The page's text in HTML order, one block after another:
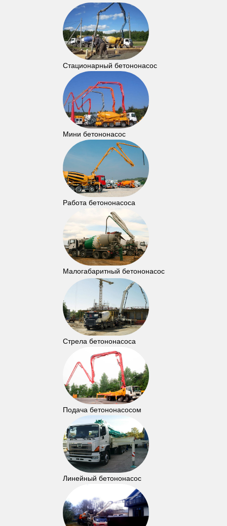
Стационарный бетононасос
Мини бетононасос
Работа бетононасоса
Малогабаритный бетононасос
Стрела бетононасоса
Подача бетононасосом
Линейный бетононасос